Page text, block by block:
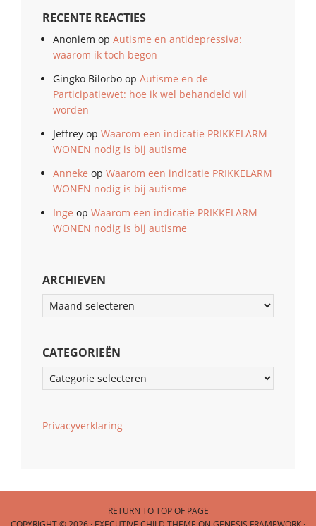
RECENTE REACTIES
Anoniem op Autisme en antidepressiva:
waarom ik toch begon
Gingko Bilorbo op Autisme en de
Participatiewet: hoe ik wel behandeld wil
worden
Jeffrey op Waarom een indicatie PRIKKELARM
WONEN nodig is bij autisme
Anneke op Waarom een indicatie PRIKKELARM
WONEN nodig is bij autisme
Inge op Waarom een indicatie PRIKKELARM
WONEN nodig is bij autisme
ARCHIEVEN
Archieven
CATEGORIEËN
Categorieën
Privacyverklaring
RETURN TO TOP OF PAGE